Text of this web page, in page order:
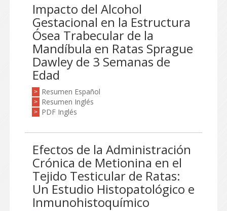
Impacto del Alcohol
Gestacional en la Estructura
Ósea Trabecular de la
Mandíbula en Ratas Sprague
Dawley de 3 Semanas de
Edad
> Resumen Español
> Resumen Inglés
> PDF Inglés
Efectos de la Administración
Crónica de Metionina en el
Tejido Testicular de Ratas:
Un Estudio Histopatológico e
Inmunohistoquímico